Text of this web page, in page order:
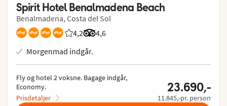
Spirit Hotel Benalmadena Beach
Benalmadena, Costa del Sol
4,2
Bedømmelse fra Spies gæster: 4.167/5
4,6
Bedømmelse fra Tripadvisor: 4.6 of 5
Morgenmad indgår.
Fly og hotel 2 voksne. Bagage indgår,
Economy.
Prisdetaljer
23.690,-
11.845,-pr. person